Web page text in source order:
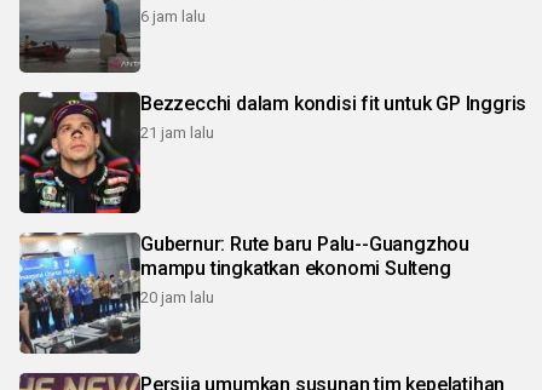
6 jam lalu
Bezzecchi dalam kondisi fit untuk GP Inggris
21 jam lalu
Gubernur: Rute baru Palu--Guangzhou
mampu tingkatkan ekonomi Sulteng
20 jam lalu
Persija umumkan susunan tim kepelatihan